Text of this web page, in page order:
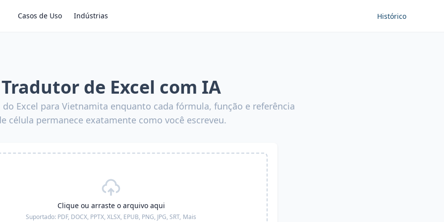
Casos de Uso Indústrias Histórico
Tradutor de Excel com IA
do Excel para Vietnamita enquanto cada fórmula, função e referência
célula permanece exatamente como você escreveu.
Clique ou arraste o arquivo aqui
Suportado: PDF, DOCX, PPTX, XLSX, EPUB, PNG, JPG, SRT, Mais